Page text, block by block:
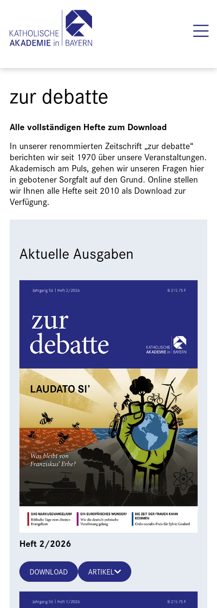
zur debatte
Alle vollständigen Hefte zum Download
In unserer renommierten Zeitschrift „zur debatte“
berichten wir seit 1970 über unsere Veranstaltungen.
Akademisch am Puls, gehen wir unseren Fragen hier
in gebotener Sorgfalt auf den Grund. Online stellen
wir Ihnen alle Hefte seit 2010 als Download zur
Verfügung.
Aktuelle Ausgaben
Heft 2/2026
DOWNLOAD ARTIKEL